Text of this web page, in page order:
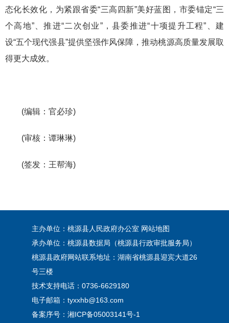
态化长效化，为紧跟省委“三高四新”美好蓝图，市委锚定“三
个高地”、推进“二次创业”，县委推进“十项提升工程”、建
设“五个现代强县”提供坚强作风保障，推动桃源高质量发展取
得更大成效。
(编辑：官必珍)
(审核：谭琳琳)
(签发：王帮海)
主办单位：桃源县人民政府办公室 网站地图
承办单位：桃源县数据局（桃源县行政审批服务局）
桃源县政府网站联系地址：湖南省桃源县迎宾大道26
号三楼
技术支持电话：0736-6629180
电子邮箱：tyxxhb@163.com
备案序号： 湘ICP备05003141号-1